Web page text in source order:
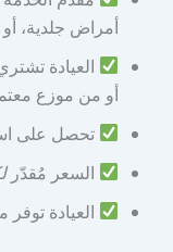
أمراض جلدية،
العيادة
أو من موزع
تحصل على
السعر مُقدّر
العيادة